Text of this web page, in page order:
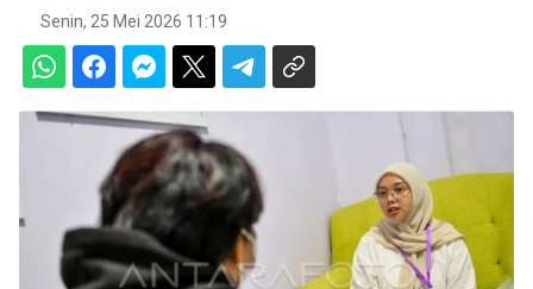
Senin, 25 Mei 2026 11:19